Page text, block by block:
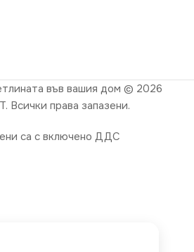
във вашия дом © 2026
Всички права запазени.
са с включено ДДС